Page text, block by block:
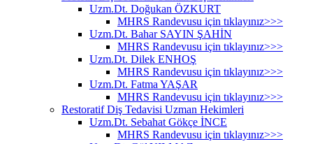
Uzm.Dt. Doğukan ÖZKURT
MHRS Randevusu için tıklayınız>>>
Uzm.Dt. Bahar SAYIN ŞAHİN
MHRS Randevusu için tıklayınız>>>
Uzm.Dt. Dilek ENHOŞ
MHRS Randevusu için tıklayınız>>>
Uzm.Dt. Fatma YAŞAR
MHRS Randevusu için tıklayınız>>>
Restoratif Diş Tedavisi Uzman Hekimleri
Uzm.Dt. Sebahat Gökçe İNCE
MHRS Randevusu için tıklayınız>>>